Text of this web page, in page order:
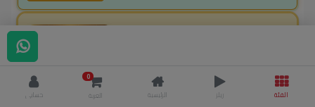
لاعضاء ال vip
195.00 وفر19.50
% خصمالفئة ريلز الرئيسية
0
العربة
حسابي